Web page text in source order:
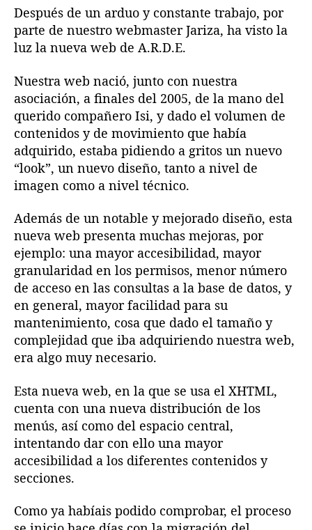
e
n
t
a
d
e
n
t
a
d
p
r
l
Después de un arduo y constante trabajo, por
parte de nuestro webmaster Jariza, ha visto la
luz la nueva web de A.R.D.E.
Nuestra web nació, junto con nuestra
asociación, a finales del 2005, de la mano del
querido compañero Isi, y dado el volumen de
contenidos y de movimiento que había
adquirido, estaba pidiendo a gritos un nuevo
“look”, un nuevo diseño, tanto a nivel de
imagen como a nivel técnico.
Además de un notable y mejorado diseño, esta
nueva web presenta muchas mejoras, por
ejemplo: una mayor accesibilidad, mayor
granularidad en los permisos, menor número
de acceso en las consultas a la base de datos, y
en general, mayor facilidad para su
mantenimiento, cosa que dado el tamaño y
complejidad que iba adquiriendo nuestra web,
era algo muy necesario.
Esta nueva web, en la que se usa el XHTML,
cuenta con una nueva distribución de los
menús, así como del espacio central,
intentando dar con ello una mayor
accesibilidad a los diferentes contenidos y
secciones.
Como ya habíais podido comprobar, el proceso